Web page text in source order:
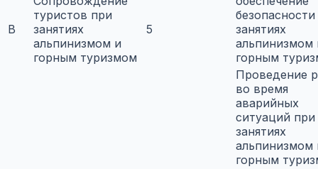
B
туристов при
занятиях
альпинизмом и
горным туризмом
5
занятиях
альпинизмом
горным
Проведение
во время
аварийных
ситуаций при
занятиях
альпинизмом
горным